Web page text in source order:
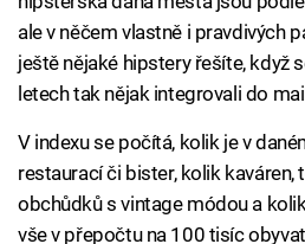
ale v něčem vlastně i pravdivých
ještě nějaké hipstery řešíte, když
letech tak nějak integrovali do
V indexu se počítá, kolik je v
restaurací či bister, kolik kaváren,
obchůdků s vintage módou a
vše v přepočtu na 100 tisíc